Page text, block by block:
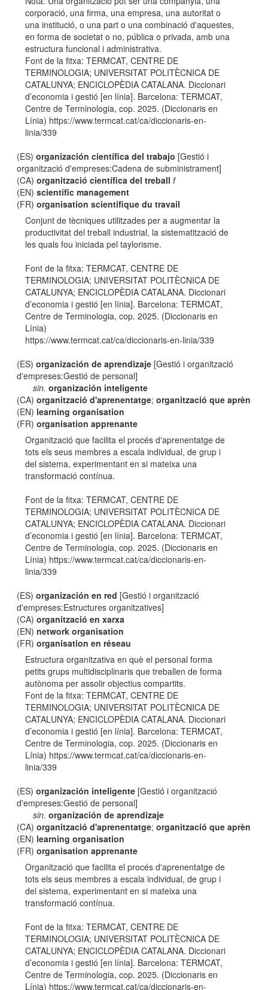
corporació, una firma, una empresa, una autoritat o
una institució, o una part o una combinació d'aquestes,
en forma de societat o no, pública o privada, amb una
estructura funcional i administrativa.
Font de la fitxa: TERMCAT, CENTRE DE
TERMINOLOGIA; UNIVERSITAT POLITÈCNICA DE
CATALUNYA; ENCICLOPÈDIA CATALANA. Diccionari
d’economia i gestió [en línia]. Barcelona: TERMCAT,
Centre de Terminologia, cop. 2025. (Diccionaris en
Línia) https://www.termcat.cat/ca/diccionaris-en-
linia/339
(ES)organización científica del trabajo [Gestió i
organització d'empreses:Cadena de subministrament]
(CA)organització científica del treball f
(EN)scientific management
(FR)organisation scientifique du travail
Conjunt de tècniques utilitzades per a augmentar la
productivitat del treball industrial, la sistematització de
les quals fou iniciada pel taylorisme.
Font de la fitxa: TERMCAT, CENTRE DE
TERMINOLOGIA; UNIVERSITAT POLITÈCNICA DE
CATALUNYA; ENCICLOPÈDIA CATALANA. Diccionari
d’economia i gestió [en línia]. Barcelona: TERMCAT,
Centre de Terminologia, cop. 2025. (Diccionaris en
Línia)
https://www.termcat.cat/ca/diccionaris-en-linia/339
(ES)organización de aprendizaje [Gestió i organització
d'empreses:Gestió de personal]
sin. organización inteligente
(CA)organització d'aprenentatge;organització que aprèn
(EN) learning organisation
(FR)organisation apprenante
Organització que facilita el procés d'aprenentatge de
tots els seus membres a escala individual, de grup i
del sistema, experimentant en si mateixa una
transformació contínua.
Font de la fitxa: TERMCAT, CENTRE DE
TERMINOLOGIA; UNIVERSITAT POLITÈCNICA DE
CATALUNYA; ENCICLOPÈDIA CATALANA. Diccionari
d’economia i gestió [en línia]. Barcelona: TERMCAT,
Centre de Terminologia, cop. 2025. (Diccionaris en
Línia) https://www.termcat.cat/ca/diccionaris-en-
linia/339
(ES)organización en red [Gestió i organització
d'empreses:Estructures organitzatives]
(CA)organització en xarxa
(EN)network organisation
(FR)organisation en réseau
Estructura organitzativa en què el personal forma
petits grups multidisciplinaris que treballen de forma
autònoma per assolir objectius compartits.
Font de la fitxa: TERMCAT, CENTRE DE
TERMINOLOGIA; UNIVERSITAT POLITÈCNICA DE
CATALUNYA; ENCICLOPÈDIA CATALANA. Diccionari
d’economia i gestió [en línia]. Barcelona: TERMCAT,
Centre de Terminologia, cop. 2025. (Diccionaris en
Línia) https://www.termcat.cat/ca/diccionaris-en-
linia/339
(ES)organización inteligente [Gestió i organització
d'empreses:Gestió de personal]
sin. organización de aprendizaje
(CA)organització d'aprenentatge;organització que aprèn
(EN) learning organisation
(FR)organisation apprenante
Organització que facilita el procés d'aprenentatge de
tots els seus membres a escala individual, de grup i
del sistema, experimentant en si mateixa una
transformació contínua.
Font de la fitxa: TERMCAT, CENTRE DE
TERMINOLOGIA; UNIVERSITAT POLITÈCNICA DE
CATALUNYA; ENCICLOPÈDIA CATALANA. Diccionari
d’economia i gestió [en línia]. Barcelona: TERMCAT,
Centre de Terminologia, cop. 2025. (Diccionaris en
Línia) https://www.termcat.cat/ca/diccionaris-en-